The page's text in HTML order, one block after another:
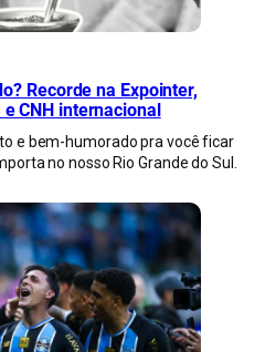
Recorde na Expointer,
CNH internacional
e bem-humorado pra você ficar
no nosso Rio Grande do Sul.